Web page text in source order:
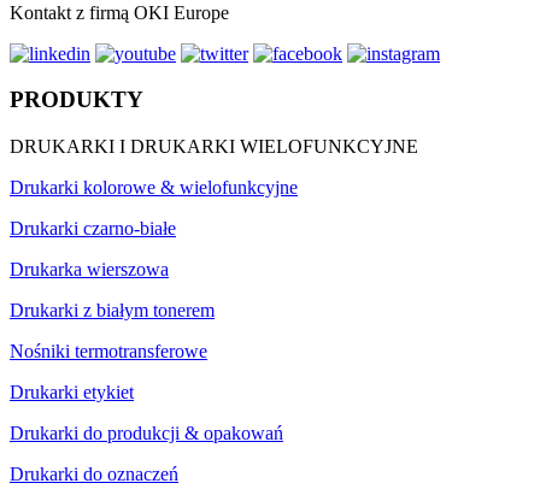
Kontakt z firmą OKI Europe
PRODUKTY
DRUKARKI I DRUKARKI WIELOFUNKCYJNE
Drukarki kolorowe & wielofunkcyjne
Drukarki czarno-białe
Drukarka wierszowa
Drukarki z białym tonerem
Nośniki termotransferowe
Drukarki etykiet
Drukarki do produkcji & opakowań
Drukarki do oznaczeń